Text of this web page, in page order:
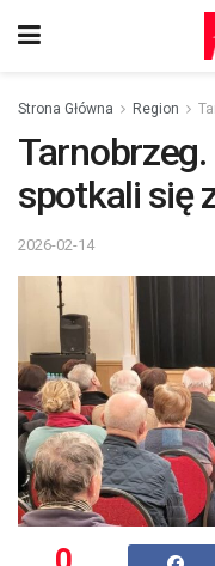
Strona Główna Region
spotkali się
2026-02-14